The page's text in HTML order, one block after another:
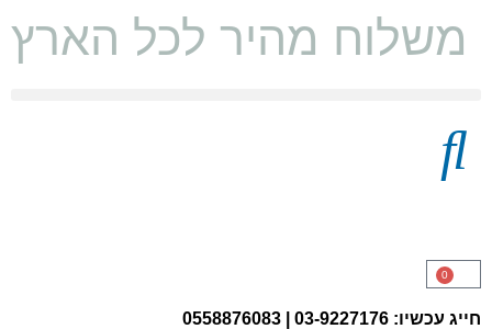
משלוח מהיר לכל הארץ
0
חייג עכשיו: 03-9227176 | 0558876083